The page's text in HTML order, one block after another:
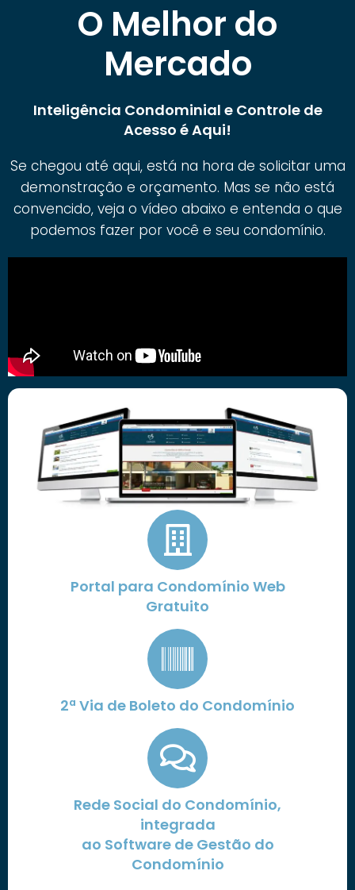
O Melhor do
Mercado
Inteligência Condominial e Controle de
Acesso é Aqui!
Se chegou até aqui, está na hora de solicitar uma
demonstração e orçamento. Mas se não está
convencido, veja o vídeo abaixo e entenda o que
podemos fazer por você e seu condomínio.
Portal para Condomínio Web
Gratuito
2ª Via de Boleto do Condomínio
Rede Social do Condomínio,
integrada
ao Software de Gestão do
Condomínio